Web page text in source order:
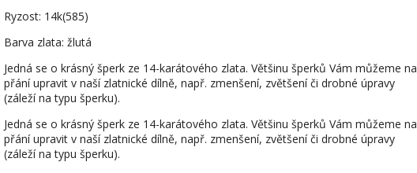
Ryzost: 14k(585)
Barva zlata: žlutá
Jedná se o krásný šperk ze 14-karátového zlata. Většinu šperků Vám můžeme na
přání upravit v naší zlatnické dílně, např. zmenšení, zvětšení či drobné úpravy
(záleží na typu šperku).
Jedná se o krásný šperk ze 14-karátového zlata. Většinu šperků Vám můžeme na
přání upravit v naší zlatnické dílně, např. zmenšení, zvětšení či drobné úpravy
(záleží na typu šperku).